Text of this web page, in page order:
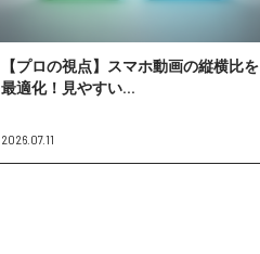
【プロの視点】スマホ動画の縦横比を
最適化！見やすい...
2026.07.11